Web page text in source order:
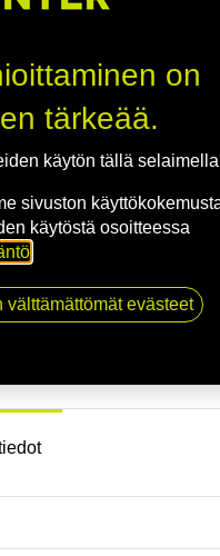
8027529229509
on
tärkeää.
käytön tällä
sivuston
käytöstä osoitteessa
.
välttämättömät evästeet